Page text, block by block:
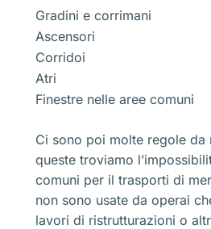
Gradini e corrimani
Ascensori
Corridoi
Atri
Finestre nelle aree comuni
Ci sono poi molte regole da
queste troviamo
comuni per il trasporti di
non sono usate da operai
lavori di ristrutturazioni o